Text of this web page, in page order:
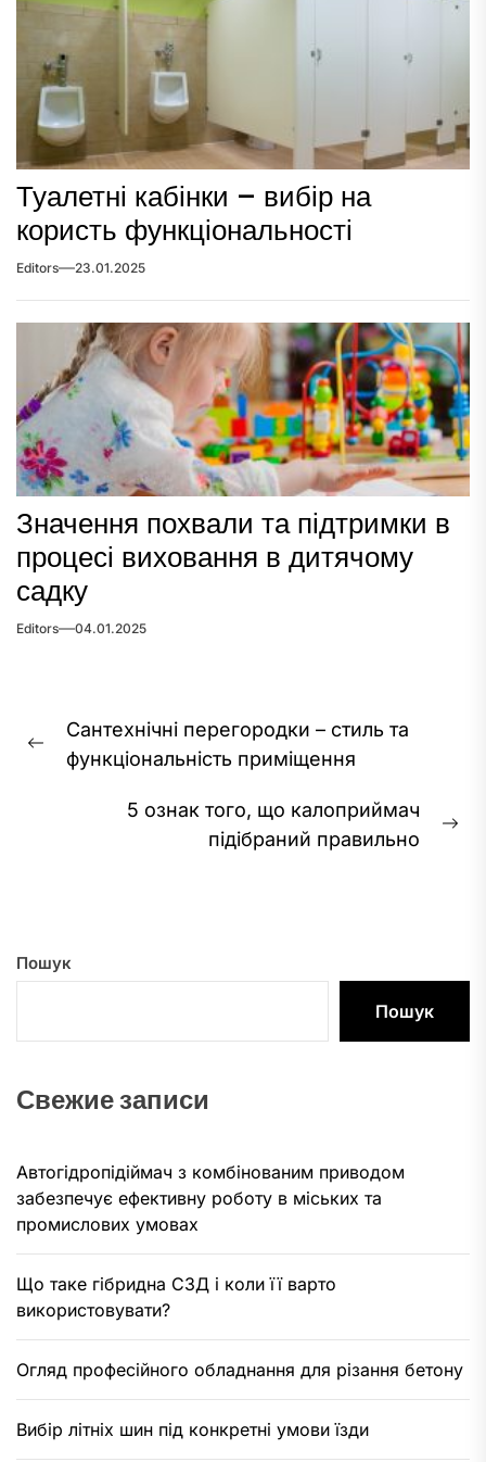
Туалетні кабінки – вибір на
користь функціональності
Editors 23.01.2025
Значення похвали та підтримки в
процесі виховання в дитячому
садку
Editors 04.01.2025
Навігація
записів
Previous
Сантехнічні перегородки – стиль та
функціональність приміщення
5 ознак того, що калоприймач
підібраний правильно
Пошук
Пошук
Свежие записи
Автогідропідіймач з комбінованим приводом
забезпечує ефективну роботу в міських та
промислових умовах
Що таке гібридна СЗД і коли її варто
використовувати?
Огляд професійного обладнання для різання бетону
Вибір літніх шин під конкретні умови їзди